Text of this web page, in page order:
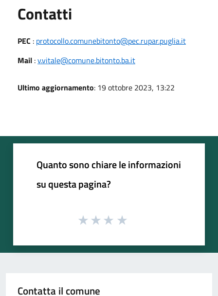
Contatti
PEC : protocollo.comunebitonto@pec.rupar.puglia.it
Mail :v.vitale@comune.bitonto.ba.it
Ultimo aggiornamento: 19 ottobre 2023, 13:22
Quanto sono chiare le informazioni
su questa pagina?
Contatta il comune